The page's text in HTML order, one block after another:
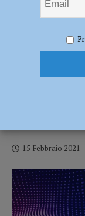
del “Bettinardi
evento in streaming
I vincitori
15 Febbraio 2021